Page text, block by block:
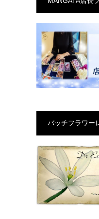
バッチフラワー